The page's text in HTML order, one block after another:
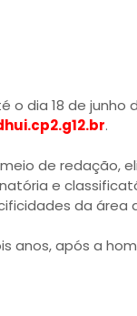
o dia 18 de junho
.
de redação,
e
da área
anos, após a